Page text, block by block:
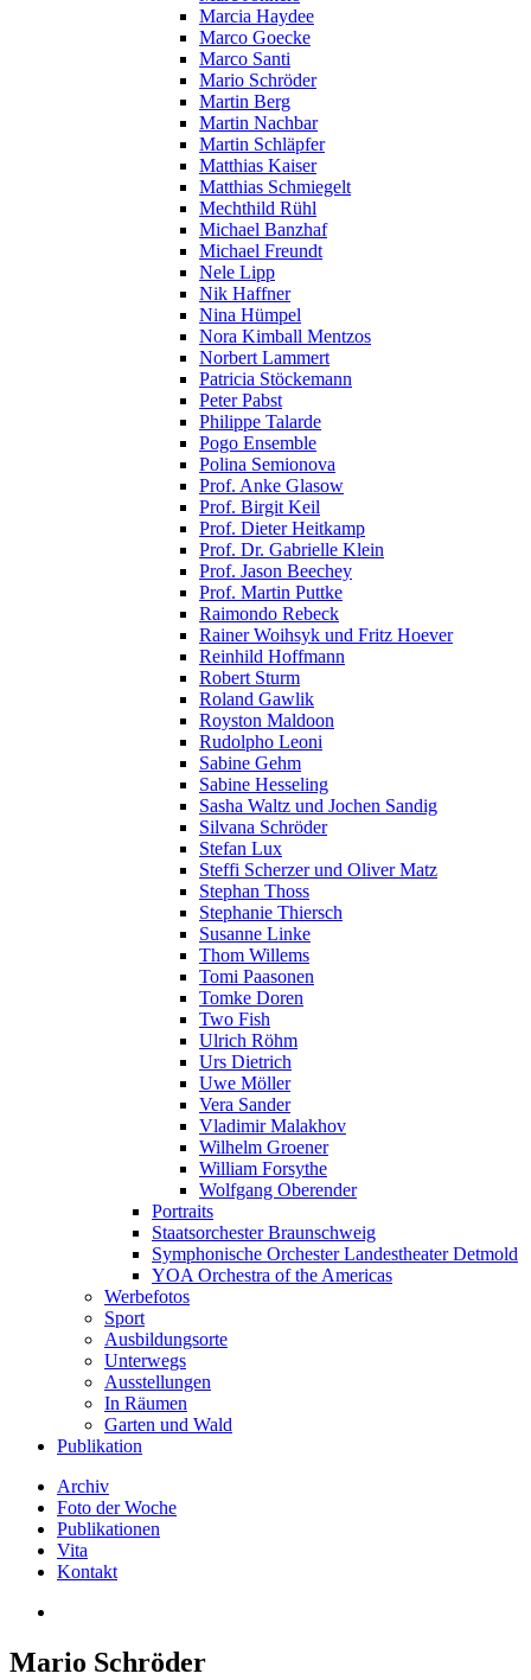
Marcia Haydee
Marco Goecke
Marco Santi
Mario Schröder
Martin Berg
Martin Nachbar
Martin Schläpfer
Matthias Kaiser
Matthias Schmiegelt
Mechthild Rühl
Michael Banzhaf
Michael Freundt
Nele Lipp
Nik Haffner
Nina Hümpel
Nora Kimball Mentzos
Norbert Lammert
Patricia Stöckemann
Peter Pabst
Philippe Talarde
Pogo Ensemble
Polina Semionova
Prof. Anke Glasow
Prof. Birgit Keil
Prof. Dieter Heitkamp
Prof. Dr. Gabrielle Klein
Prof. Jason Beechey
Prof. Martin Puttke
Raimondo Rebeck
Rainer Woihsyk und Fritz Hoever
Reinhild Hoffmann
Robert Sturm
Roland Gawlik
Royston Maldoon
Rudolpho Leoni
Sabine Gehm
Sabine Hesseling
Sasha Waltz und Jochen Sandig
Silvana Schröder
Stefan Lux
Steffi Scherzer und Oliver Matz
Stephan Thoss
Stephanie Thiersch
Susanne Linke
Thom Willems
Tomi Paasonen
Tomke Doren
Two Fish
Ulrich Röhm
Urs Dietrich
Uwe Möller
Vera Sander
Vladimir Malakhov
Wilhelm Groener
William Forsythe
Wolfgang Oberender
Portraits
Staatsorchester Braunschweig
Symphonische Orchester Landestheater Detmold
YOA Orchestra of the Americas
Werbefotos
Sport
Ausbildungsorte
Unterwegs
Ausstellungen
In Räumen
Garten und Wald
Publikation
Archiv
Foto der Woche
Publikationen
Vita
Kontakt
Mario Schröder